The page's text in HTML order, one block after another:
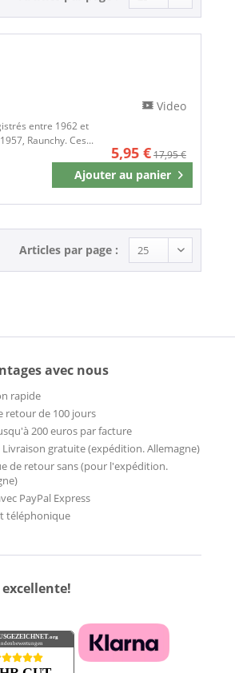
entre 1962 et
Raunchy. Ces...
5,95 €17,95 €
Ajouter au panier
Mémoriser
Video
Articles par page :
avec nous
rapide
retour de 100 jours
200 euros par facture
Livraison gratuite (expédition. Allemagne)
de retour sans (pour l'expédition.
PayPal Express
téléphonique
.org